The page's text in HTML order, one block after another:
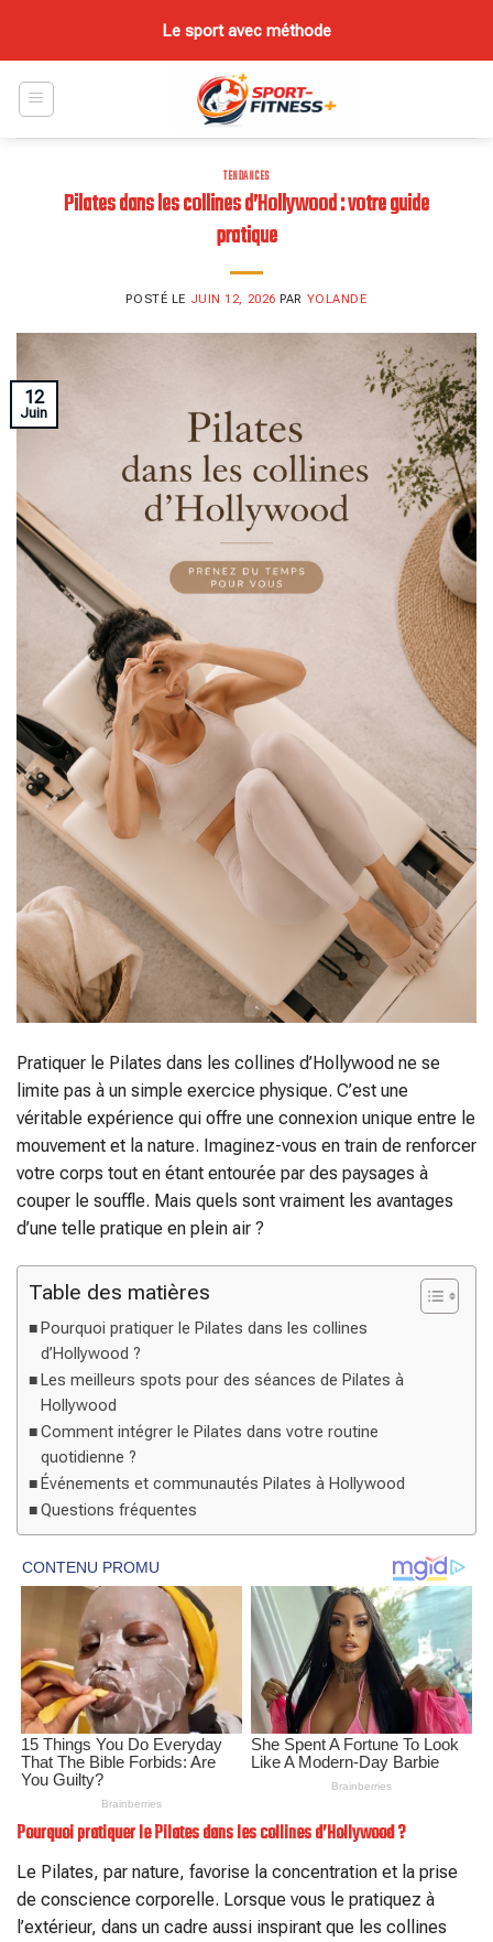
content
Le sport avec méthode
TENDANCES
Pilates dans les collines d’Hollywood : votre guide
pratique
POSTÉ LE JUIN 12, 2026 PAR YOLANDE
12
Juin
Pratiquer le Pilates dans les collines d’Hollywood ne se
limite pas à un simple exercice physique. C’est une
véritable expérience qui offre une connexion unique entre le
mouvement et la nature. Imaginez-vous en train de renforcer
votre corps tout en étant entourée par des paysages à
couper le souffle. Mais quels sont vraiment les avantages
d’une telle pratique en plein air ?
Table des matières
Pourquoi pratiquer le Pilates dans les collines
d’Hollywood ?
Les meilleurs spots pour des séances de Pilates à
Hollywood
Comment intégrer le Pilates dans votre routine
quotidienne ?
Événements et communautés Pilates à Hollywood
Questions fréquentes
Pourquoi pratiquer le Pilates dans les collines d’Hollywood ?
Le Pilates, par nature, favorise la concentration et la prise
de conscience corporelle. Lorsque vous le pratiquez à
l’extérieur, dans un cadre aussi inspirant que les collines